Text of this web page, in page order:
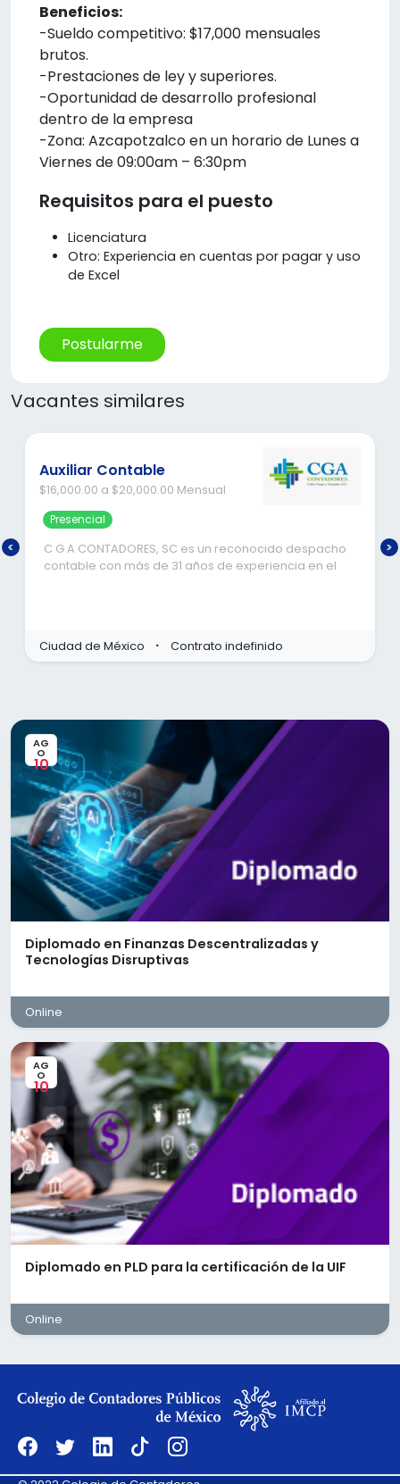
Beneficios:
-Sueldo competitivo: $17,000 mensuales
brutos.
-Prestaciones de ley y superiores.
-Oportunidad de desarrollo profesional
dentro de la empresa
-Zona: Azcapotzalco en un horario de Lunes a
Viernes de 09:00am – 6:30pm
Requisitos para el puesto
Licenciatura
Otro: Experiencia en cuentas por pagar y uso
de Excel
Postularme
Vacantes similares
de
pm. y
ANALISTA DE NOMINAS Y
RECURSOS HUMANOS
Analista de Nómina y Administración de
Descripción del Puesto
y restauración del capital natural de México. Su
misión es fortalecer la resiliencia de los
y comunidades a través de soluciones
que integran ciencia, participación social y
sostenibilidad.
Como donataria autorizada y organización con
presencia nacional, Pronatura México maneja
operación compleja que requiere altos
de gestión financiera, contable y administrativa.
este contexto, el área de Administración y
Humanos desempeña un papel fundamental
garantizar la correcta gestión del capital
cumplimiento de las obligaciones laborales y
seguridad social, así como la adecuada
administración de los procesos internos que
dar seguimiento al proceso integral de nómina,
asegurando su cálculo oportuno y correcto, el
cumplimiento de las disposiciones laborales,
y de seguridad social aplicables, así como el
en diversos procesos administrativos de
Humanos. Su contribución será esencial para
mantener la eficiencia operativa, la
la información y brindar un servicio de calidad
distintas áreas de la organización.
1. Objetivo del Puesto
Ejecutar y dar seguimiento a los procesos
administrativos y de recursos humanos
con nómina, expedientes de personal,
ante el IMSS, control de jornaleros, pago de
obligaciones patronales (IMSS SUA, Infonavit e
viáticos, garantizando el cumplimiento de las
2. Responsabilidades principales
• Revisar y validar la nómina quincenal y
generada en Worky.
Ciudad de México Contrato indefinido
AG
O
10
Diplomado en Finanzas Descentralizadas y
Tecnologías Disruptivas
Online
AG
O
10
Diplomado en PLD para la certificación de la UIF
Online